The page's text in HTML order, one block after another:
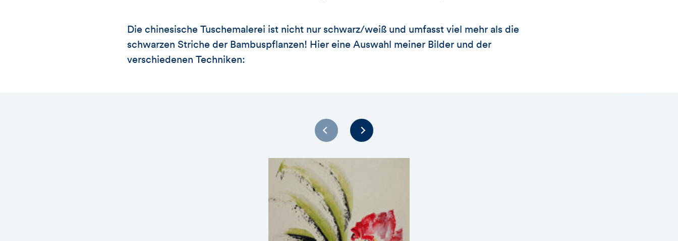
Die chinesische Tuschemalerei ist nicht nur schwarz/weiß und umfasst viel mehr als die
schwarzen Striche der Bambuspflanzen! Hier eine Auswahl meiner Bilder und der
verschiedenen Techniken: